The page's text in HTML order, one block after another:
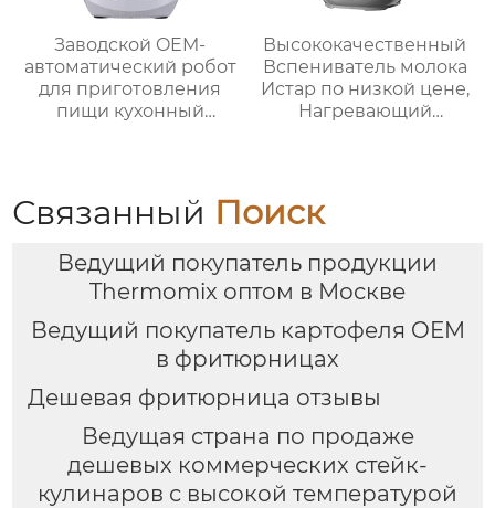
Заводской OEM-
автоматический робот
для приготовления
пищи кухонный
для подключения к
кухне месье
Высококачественный
Вспениватель молока
Истар по низкой цене,
Нагревающий
Связанный Поиск
Ведущий покупатель продукции
Thermomix оптом в Москве
Ведущий покупатель картофеля OEM
в фритюрницах
Дешевая фритюрница отзывы
Ведущая страна по продаже
дешевых коммерческих стейк-
кулинаров с высокой температурой